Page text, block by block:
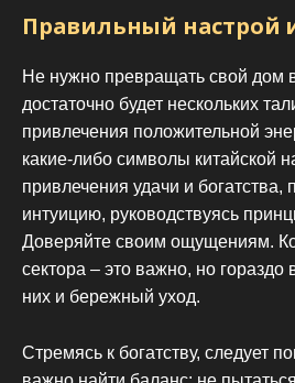
Правильный настрой
Не нужно превращать свой дом
достаточно будет нескольких
привлечения положительной
какие-либо символы китайской
привлечения удачи и богатства,
интуицию, руководствуясь
Доверяйте своим ощущениям.
сектора – это важно, но
них и бережный уход.
Стремясь к богатству, следует